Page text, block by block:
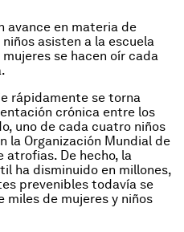
avance en materia de
asisten a la escuela
se hacen oír cada
rápidamente se torna
crónica entre los
uno de cada cuatro niños
la Organización Mundial de
atrofias. De hecho, la
ha disminuido en millones,
prevenibles todavía se
miles de mujeres y niños